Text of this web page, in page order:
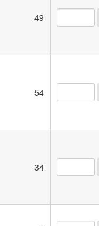
49
54
34